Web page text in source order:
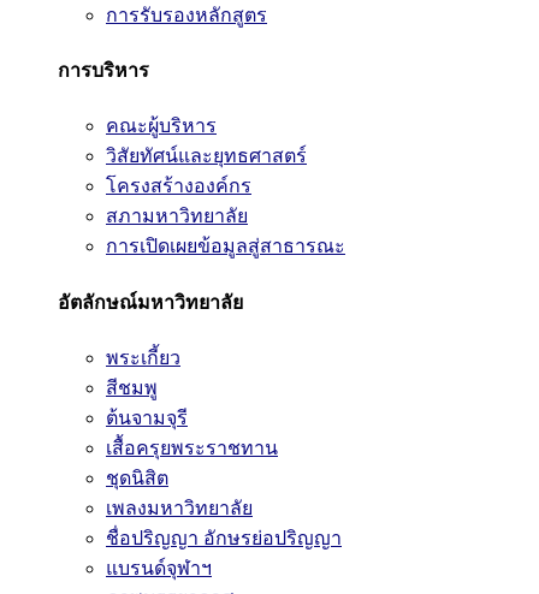
การรับรองหลักสูตร
การบริหาร
คณะผู้บริหาร
วิสัยทัศน์และยุทธศาสตร์
โครงสร้างองค์กร
สภามหาวิทยาลัย
การเปิดเผยข้อมูลสู่สาธารณะ
อัตลักษณ์มหาวิทยาลัย
พระเกี้ยว
สีชมพู
ต้นจามจุรี
เสื้อครุยพระราชทาน
ชุดนิสิต
เพลงมหาวิทยาลัย
ชื่อปริญญา อักษรย่อปริญญา
แบรนด์จุฬาฯ